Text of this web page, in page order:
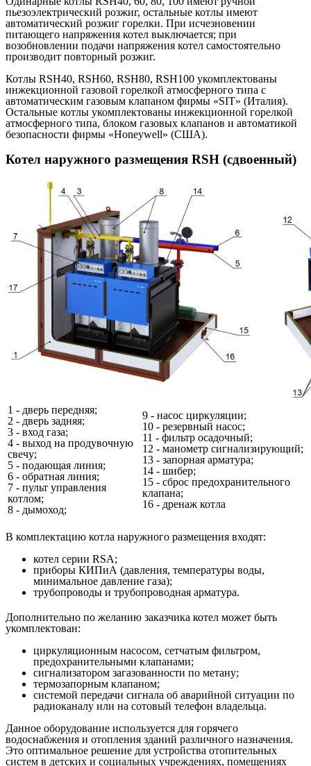
пьезоэлектрический розжиг, остальные котлы имеют
автоматический розжиг горелки. При исчезновении
питающего напряжения котел выключается; при
возобновлении подачи напряжения котел самостоятельно
производит повторный розжиг.
Котлы RSН40, RSН60, RSН80, RSН100 укомплектованы
инжекционной газовой горелкой атмосферного типа с
автоматическим газовым клапаном фирмы «SIT» (Италия).
Остальные котлы укомплектованы инжекционной горелкой
атмосферного типа, блоком газовых клапанов и автоматикой
безопасности фирмы «Honeywell» (США).
Котел наружного размещения RSH (сдвоенный)
1 - дверь передняя;
2 - дверь задняя;
3 - вход газа;
4 - выход на продувочную
свечу;
5 - подающая линия;
6 - обратная линия;
7 - пульт управления
котлом;
8 - дымоход;
9 - насос циркуляции;
10 - резервный насос;
11 - фильтр осадочный;
12 - манометр сигнализирующий;
13 - запорная арматура;
14 - шибер;
15 - сброс предохранительного
клапана;
16 - дренаж котла
В комплектацию котла наружного размещения входят:
котел серии RSA;
приборы КИПиА (давления, температуры воды,
минимальное давление газа);
трубопроводы и трубопроводная арматура.
Дополнительно по желанию заказчика котел может быть
укомплектован:
циркуляционным насосом, сетчатым фильтром,
предохранительными клапанами;
сигнализатором загазованности по метану;
термозапорным клапаном;
системой передачи сигнала об аварийной ситуации по
радиоканалу или на сотовый телефон владельца.
Данное оборудование используется для горячего
водоснабжения и отопления зданий различного назначения.
Это оптимальное решение для устройства отопительных
систем в детских и социальных учреждениях, помещениях